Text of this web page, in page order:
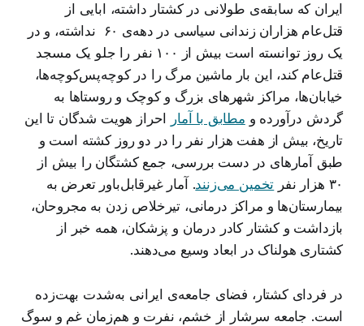
ایران که سابقه‌ی طولانی در کشتار داشته، ابایی از
قتل‌عام هزاران زندانی سیاسی در دهه‌ی ۶۰ نداشته، و در
یک روز توانسته است بیش از ۱۰۰ نفر را جلو یک مسجد
قتل‌عام کند، این بار ماشین مرگ را در کوچه‌پس‌کوچه‌ها،
خیابان‌ها، مراکز شهرهای بزرگ و کوچک و روستاها به
گردش درآورده و مطابق با آمار
احراز هویت شدگان تا این
تاریخ، بیش از هفت هزار نفر را در دو روز کشته است و
طبق آمارهای در دست بررسی، جمع کشتگان را بیش از
۳۰ هزار نفر
تخمین می‌زنند. آمار غیرقابل‌باور تعرض به
بیمارستان‌ها و مراکز درمانی، تیرخلاص زدن به مجروحان،
بازداشت و کشتار کادر درمان و پزشکان، همه خبر از
کشتاری هولناک در ابعاد وسیع می‌دهند.
در فردای کشتار، فضای جامعه‌ی ایرانی به‌شدت بهت‌زده
است. جامعه سرشار از خشم، نفرت و هم‌زمان غم و سوگ